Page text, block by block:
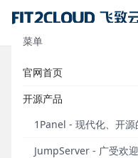
菜单
官网首页
开源产品
1Panel - 现代化、开
JumpServer - 广受欢
FIT2CLOUD成
推荐的运维解